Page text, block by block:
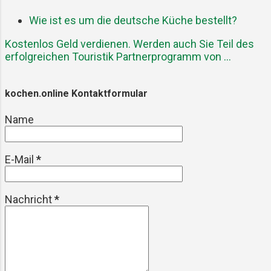
ehrlich zu sein. Und dann passiert’s.
Macht eine komplette Runde. Und
noch ein bisschen weiter. Ich stand
komplett sprachlos. 122 kg. Anfang
Wie ist es um die deutsche Küche bestellt?
Kostenlos Geld verdienen. Werden auch Sie Teil des
erfolgreichen Touristik Partnerprogramm von ...
kochen.online Kontaktformular
Name
E-Mail *
Nachricht*